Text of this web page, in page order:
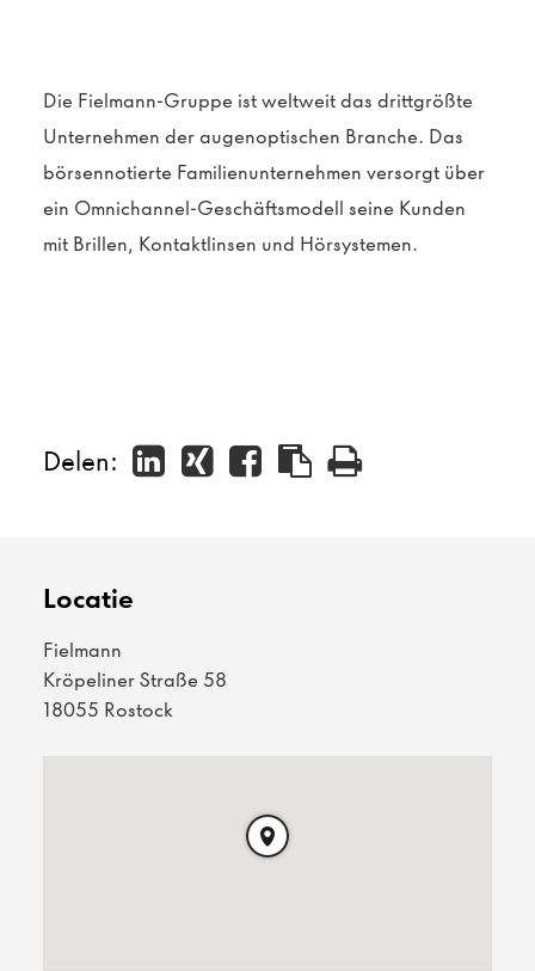
Die Fielmann-Gruppe ist weltweit das drittgrößte
Unternehmen der augenoptischen Branche. Das
börsennotierte Familienunternehmen versorgt über
ein Omnichannel-Geschäftsmodell seine Kunden
mit Brillen, Kontaktlinsen und Hörsystemen.
Delen:
Locatie
Fielmann
Kröpeliner Straße 58
18055 Rostock